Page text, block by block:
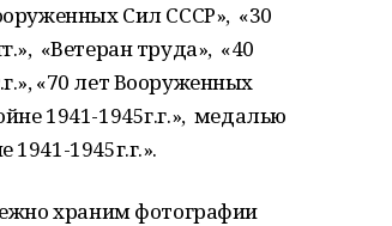
Сил СССР», «30
«Ветеран труда», «40
«70 лет Вооруженных
1941-1945г.г.», медалью
1945г.г.».
храним фотографии